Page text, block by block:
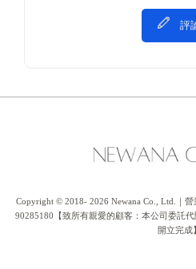
評
Copyright © 2018- 2026 Newana Co., Ltd.｜
90285180【致所有親愛的顧客：本公司委託
開立完成】